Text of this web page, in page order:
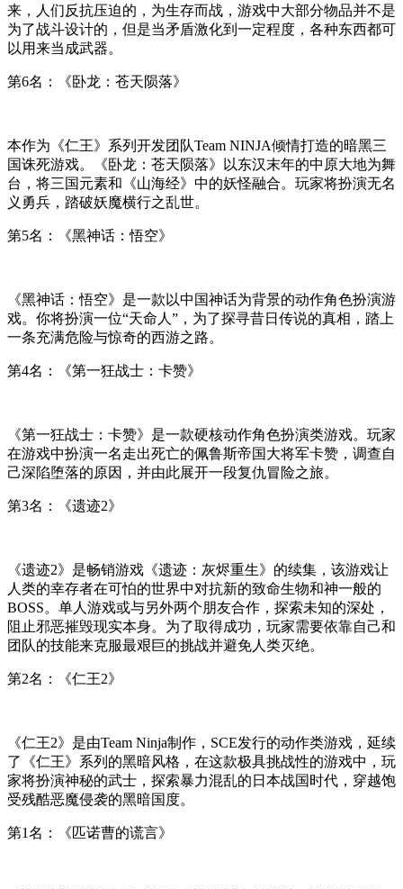
来，人们反抗压迫的，为生存而战，游戏中大部分物品并不是
为了战斗设计的，但是当矛盾激化到一定程度，各种东西都可
以用来当成武器。
第6名：《卧龙：苍天陨落》
本作为《仁王》系列开发团队Team NINJA倾情打造的暗黑三
国诛死游戏。《卧龙：苍天陨落》以东汉末年的中原大地为舞
台，将三国元素和《山海经》中的妖怪融合。玩家将扮演无名
义勇兵，踏破妖魔横行之乱世。
第5名：《黑神话：悟空》
《黑神话：悟空》是一款以中国神话为背景的动作角色扮演游
戏。你将扮演一位“天命人”，为了探寻昔日传说的真相，踏上
一条充满危险与惊奇的西游之路。
第4名：《第一狂战士：卡赞》
《第一狂战士：卡赞》是一款硬核动作角色扮演类游戏。玩家
在游戏中扮演一名走出死亡的佩鲁斯帝国大将军卡赞，调查自
己深陷堕落的原因，并由此展开一段复仇冒险之旅。
第3名：《遗迹2》
《遗迹2》是畅销游戏《遗迹：灰烬重生》的续集，该游戏让
人类的幸存者在可怕的世界中对抗新的致命生物和神一般的
BOSS。单人游戏或与另外两个朋友合作，探索未知的深处，
阻止邪恶摧毁现实本身。为了取得成功，玩家需要依靠自己和
团队的技能来克服最艰巨的挑战并避免人类灭绝。
第2名：《仁王2》
《仁王2》是由Team Ninja制作，SCE发行的动作类游戏，延续
了《仁王》系列的黑暗风格，在这款极具挑战性的游戏中，玩
家将扮演神秘的武士，探索暴力混乱的日本战国时代，穿越饱
受残酷恶魔侵袭的黑暗国度。
第1名：《匹诺曹的谎言》